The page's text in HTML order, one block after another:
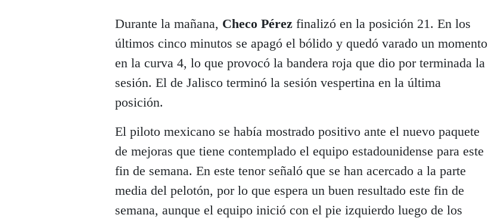
Durante la mañana, Checo Pérez finalizó en la posición 21. En los
últimos cinco minutos se apagó el bólido y quedó varado un momento
en la curva 4, lo que provocó la bandera roja que dio por terminada la
sesión. El de Jalisco terminó la sesión vespertina en la última
posición.
El piloto mexicano se había mostrado positivo ante el nuevo paquete
de mejoras que tiene contemplado el equipo estadounidense para este
fin de semana. En este tenor señaló que se han acercado a la parte
media del pelotón, por lo que espera un buen resultado este fin de
semana, aunque el equipo inició con el pie izquierdo luego de los